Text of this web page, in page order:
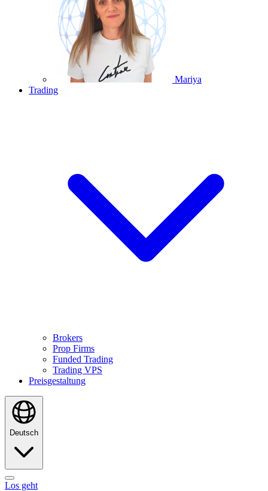
Mariya
Trading
Brokers
Prop Firms
Funded Trading
Trading VPS
Preisgestaltung
Deutsch
Los geht